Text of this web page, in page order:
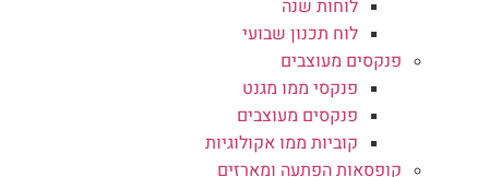
לוחות שנה
לוח תכנון שבועי
פנקסים מעוצבים
פנקסי ממו מגנט
פנקסים מעוצבים
קוביות ממו אקולוגיות
קופסאות הפתעה ומארזים